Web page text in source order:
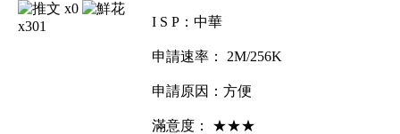
x0
x301
I S P：中華
申請速率： 2M/256K
申請原因：方便
滿意度： ★★★